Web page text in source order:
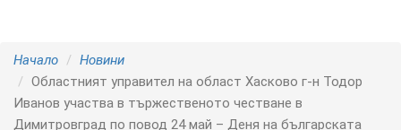
Начало
Новини
Областният управител на област Хасково г-н Тодор
Иванов участва в тържественото честване в
Димитровград по повод 24 май – Деня на българската